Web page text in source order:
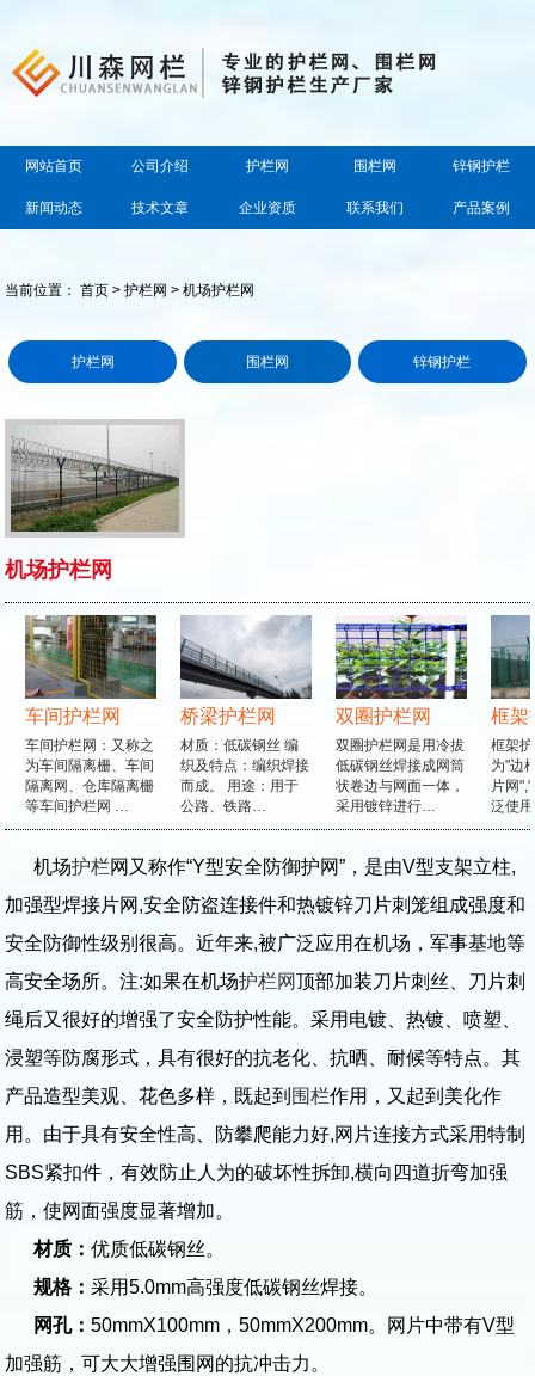
网站首页 公司介绍 护栏网 围栏网 锌钢护栏
新闻动态 技术文章 企业资质 联系我们 产品案例
当前位置：首页 >护栏网 > 机场护栏网
护栏网 围栏网 锌钢护栏
机场护栏网
车间护栏网
车间护栏网：又称之
为车间隔离栅、车间
隔离网、仓库隔离栅
等车间护栏网 …
桥梁护栏网
材质：低碳钢丝 编
织及特点：编织焊接
而成。 用途：用于
公路、铁路…
双圈护栏网
双圈护栏网是用冷拔
低碳钢丝焊接成网筒
状卷边与网面一体，
采用镀锌进行…
框架
框架护
为"边
片网",
泛使用
机场护栏网又称作“Y型安全防御护网”，是由V型支架立柱,
加强型焊接片网,安全防盗连接件和热镀锌刀片刺笼组成强度和
安全防御性级别很高。近年来,被广泛应用在机场，军事基地等
高安全场所。注:如果在机场护栏网顶部加装刀片刺丝、刀片刺
绳后又很好的增强了安全防护性能。采用电镀、热镀、喷塑、
浸塑等防腐形式，具有很好的抗老化、抗晒、耐候等特点。其
产品造型美观、花色多样，既起到 围栏作用，又起到美化作
用。由于具有安全性高、防攀爬能力好,网片连接方式采用特制
SBS紧扣件，有效防止人为的破坏性拆卸,横向四道折弯加强
筋，使网面强度显著增加。
材质：优质低碳钢丝。
规格：采用5.0mm高强度低碳钢丝焊接。
网孔：50mmX100mm，50mmX200mm。网片中带有V型
加强筋，可大大增强围网的抗冲击力。